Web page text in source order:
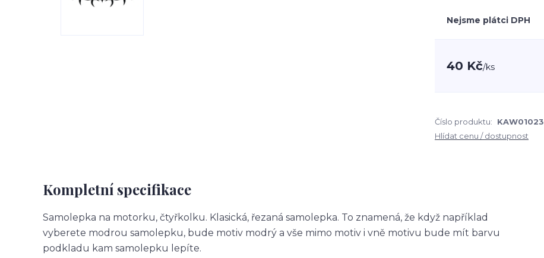
Nejsme plátci DPH
40 Kč/ks
Číslo produktu: KAW01023
Hlídat cenu / dostupnost
Kompletní specifikace
Samolepka na motorku, čtyřkolku. Klasická, řezaná samolepka. To znamená, že když například
vyberete modrou samolepku, bude motiv modrý a vše mimo motiv i vně motivu bude mít barvu
podkladu kam samolepku lepíte.